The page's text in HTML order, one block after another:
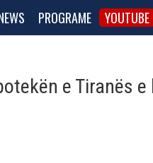
PROGRAME YOUTUBE
e Tiranës